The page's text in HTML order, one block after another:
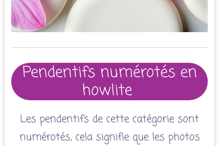
Pendentifs numérotés en
howlite
Les pendentifs de cette catégorie sont
numérotés, cela signifie que les photos